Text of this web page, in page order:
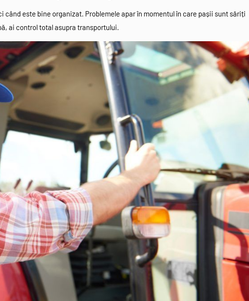
când este bine organizat. Problemele apar în momentul în care pașii sunt săriți
ai control total asupra transportului.